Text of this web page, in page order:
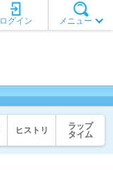
メニュー
ログイン
ヒストリ
ラップ
タイム